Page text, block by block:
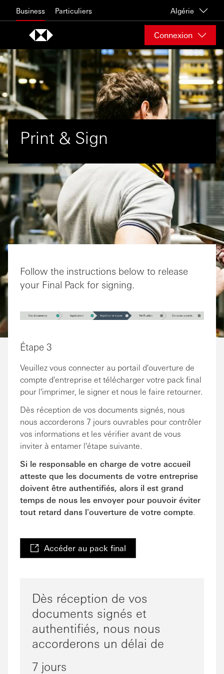
Business Particuliers Algérie
Connexion
Print & Sign
Follow the instructions below to release
your Final Pack for signing.
Étape 3
Veuillez vous connecter au portail d'ouverture de
compte d'entreprise et télécharger votre pack final
pour l'imprimer, le signer et nous le faire retourner.
Dès réception de vos documents signés, nous
nous accorderons 7 jours ouvrables pour contrôler
vos informations et les vérifier avant de vous
inviter à entamer l'étape suivante.
Si le responsable en charge de votre accueil
atteste que les documents de votre entreprise
doivent être authentifiés, alors il est grand
temps de nous les envoyer pour pouvoir éviter
tout retard dans l'ouverture de votre compte.
Accéder au pack final
Dès réception de vos
documents signés et
authentifiés, nous nous
accorderons un délai de
7 jours